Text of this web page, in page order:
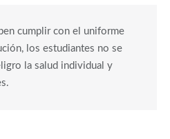
cumplir con el uniforme
los estudiantes no se
la salud individual y